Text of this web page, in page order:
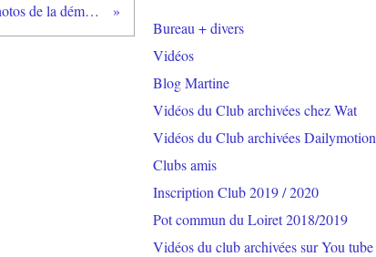
Vous avez un album photos de la démo du 26 Juin à Nogent
Bureau + divers
Vidéos
Blog Martine
Vidéos du Club archivées chez Wat
Vidéos du Club archivées Dailymotion
Clubs amis
Inscription Club 2019 / 2020
Pot commun du Loiret 2018/2019
Vidéos du club archivées sur You tube